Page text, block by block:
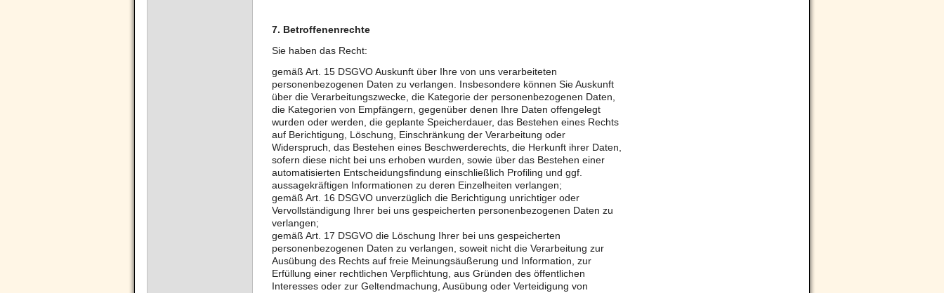
7. Betroffenenrechte
Sie haben das Recht:
gemäß Art. 15 DSGVO Auskunft über Ihre von uns verarbeiteten
personenbezogenen Daten zu verlangen. Insbesondere können Sie Auskunft
über die Verarbeitungszwecke, die Kategorie der personenbezogenen Daten,
die Kategorien von Empfängern, gegenüber denen Ihre Daten offengelegt
wurden oder werden, die geplante Speicherdauer, das Bestehen eines Rechts
auf Berichtigung, Löschung, Einschränkung der Verarbeitung oder
Widerspruch, das Bestehen eines Beschwerderechts, die Herkunft ihrer Daten,
sofern diese nicht bei uns erhoben wurden, sowie über das Bestehen einer
automatisierten Entscheidungsfindung einschließlich Profiling und ggf.
aussagekräftigen Informationen zu deren Einzelheiten verlangen;
gemäß Art. 16 DSGVO unverzüglich die Berichtigung unrichtiger oder
Vervollständigung Ihrer bei uns gespeicherten personenbezogenen Daten zu
verlangen;
gemäß Art. 17 DSGVO die Löschung Ihrer bei uns gespeicherten
personenbezogenen Daten zu verlangen, soweit nicht die Verarbeitung zur
Ausübung des Rechts auf freie Meinungsäußerung und Information, zur
Erfüllung einer rechtlichen Verpflichtung, aus Gründen des öffentlichen
Interesses oder zur Geltendmachung, Ausübung oder Verteidigung von